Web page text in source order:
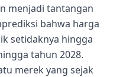
menjadi tantangan
bahwa harga
setidaknya hingga
tahun 2028.
merek yang sejak